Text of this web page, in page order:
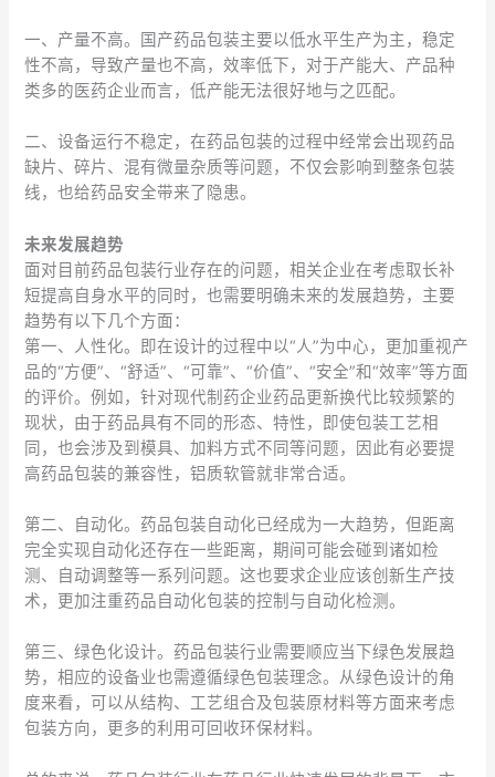
一、产量不高。国产药品包装主要以低水平生产为主，稳定
性不高，导致产量也不高，效率低下，对于产能大、产品种
类多的医药企业而言，低产能无法很好地与之匹配。
二、设备运行不稳定，在药品包装的过程中经常会出现药品
缺片、碎片、混有微量杂质等问题，不仅会影响到整条包装
线，也给药品安全带来了隐患。
未来发展趋势
面对目前药品包装行业存在的问题，相关企业在考虑取长补
短提高自身水平的同时，也需要明确未来的发展趋势，主要
趋势有以下几个方面：
第一、人性化。即在设计的过程中以“人”为中心，更加重视产
品的“方便”、“舒适”、“可靠”、“价值”、“安全”和“效率”等方面
的评价。例如，针对现代制药企业药品更新换代比较频繁的
现状，由于药品具有不同的形态、特性，即使包装工艺相
同，也会涉及到模具、加料方式不同等问题，因此有必要提
高药品包装的兼容性，铝质软管就非常合适。
第二、自动化。药品包装自动化已经成为一大趋势，但距离
完全实现自动化还存在一些距离，期间可能会碰到诸如检
测、自动调整等一系列问题。这也要求企业应该创新生产技
术，更加注重药品自动化包装的控制与自动化检测。
第三、绿色化设计。药品包装行业需要顺应当下绿色发展趋
势，相应的设备业也需遵循绿色包装理念。从绿色设计的角
度来看，可以从结构、工艺组合及包装原材料等方面来考虑
包装方向，更多的利用可回收环保材料。